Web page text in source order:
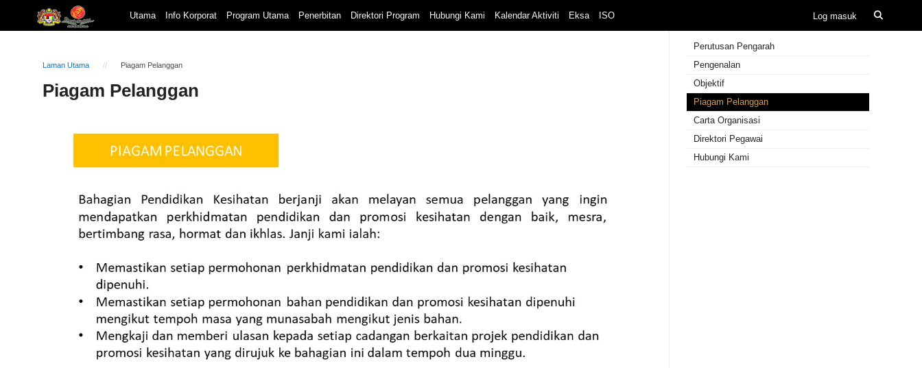
Utama Info Korporat Program Utama Penerbitan Direktori Program Hubungi Kami Kalendar Aktiviti Eksa ISO
Laman Utama Piagam Pelanggan
Piagam Pelanggan
Perutusan Pengarah
Pengenalan
Objektif
Piagam Pelanggan
Carta Organisasi
Direktori Pegawai
Hubungi Kami